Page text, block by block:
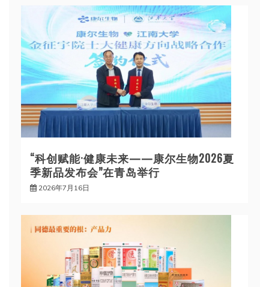
“科创赋能·健康未来——康尔生物2026夏
季新品发布会”在青岛举行
2026年7月16日